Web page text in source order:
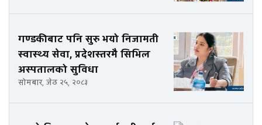
गण्डकीबाट पनि सुरु भयो निजामती
स्वास्थ्य सेवा, प्रदेशस्तरमै सिभिल
अस्पतालको सुविधा
सोमबार, जेठ २५, २०८३